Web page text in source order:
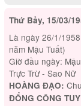
Thứ Bảy, 15/03/
Là ngày 26/1/
năm Mậu Tuất)
Giờ đầu ngày:
Trực Trừ - Sao Nữ
HOÀNG ĐẠO:
ĐỔNG CÔNG